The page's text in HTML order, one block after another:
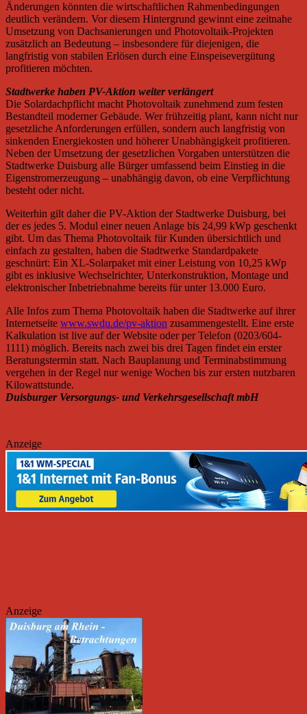
Änderungen könnten die wirtschaftlichen Rahmenbedingungen
deutlich verändern. Vor diesem Hintergrund gewinnt eine zeitnahe
Umsetzung von Dachsanierungen und Photovoltaik-Projekten
zusätzlich an Bedeutung – insbesondere für diejenigen, die
langfristig von stabilen Erlösen durch eine Einspeisevergütung
profitieren möchten.
Stadtwerke haben PV-Aktion weiter verlängert
Die Solardachpflicht macht Photovoltaik zunehmend zum festen
Bestandteil moderner Gebäude. Wer frühzeitig plant, kann nicht nur
gesetzliche Anforderungen erfüllen, sondern auch langfristig von
sinkenden Energiekosten und höherer Unabhängigkeit profitieren.
Neben der Umsetzung der gesetzlichen Vorgaben unterstützen die
Stadtwerke Duisburg alle Bürger umfassend beim Einstieg in die
Eigenstromerzeugung – unabhängig davon, ob eine Verpflichtung
besteht oder nicht.
Weiterhin gilt daher die PV-Aktion der Stadtwerke Duisburg, bei
der es jedes 5. Modul einer neuen Anlage bis 24,99 kWp geschenkt
gibt. Um das Thema Photovoltaik für Kunden übersichtlich und
einfach zu gestalten, haben die Stadtwerke Standardpakete
geschnürt: Ein XL-Solarpaket mit einer Leistung von 10,25 kWp
gibt es inklusive Wechselrichter, Unterkonstruktion, Montage und
elektronischer Inbetriebnahme bereits für unter 13.000 Euro.
Alle Infos zum Thema Photovoltaik haben die Stadtwerke auf ihrer
Internetseite www.swdu.de/pv-aktion zusammengestellt. Eine erste
Kalkulation ist live auf der Website oder per Telefon (0203/604-
1111) möglich. Bereits nach zwei bis drei Tagen findet ein erster
Beratungstermin statt. Nach Bauplanung und Terminabstimmung
vergehen in der Regel nur wenige Wochen bis zur ersten nutzbaren
Kilowattstunde.
Duisburger Versorgungs- und Verkehrsgesellschaft mbH
Anzeige
Anzeige